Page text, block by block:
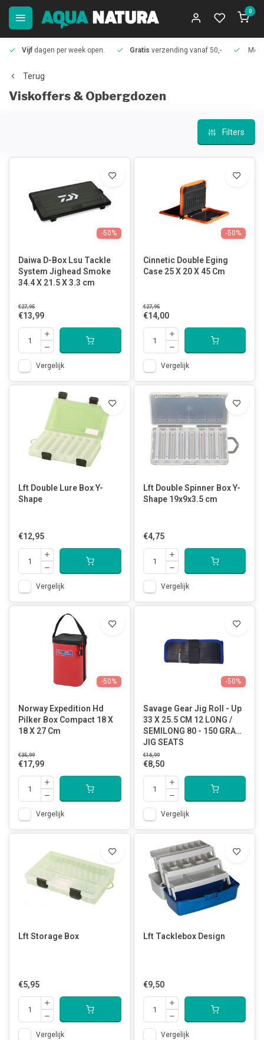
0
Vijf dagen per week open. Gratis verzending vanaf 50,-
Terug
Viskoffers & Opbergdozen
Filters
-50%
Daiwa D-Box Lsu Tackle
System Jighead Smoke
34.4 X 21.5 X 3.3 cm
€27,95
€13,99
Vergelijk
-50%
Cinnetic Double Eging
Case 25 X 20 X 45 Cm
€27,95
€14,00
Vergelijk
Lft Double Lure Box Y-
Shape
€12,95
Vergelijk
Lft Double Spinner Box Y-
Shape 19x9x3.5 cm
€4,75
Vergelijk
-50%
Norway Expedition Hd
Pilker Box Compact 18 X
18 X 27 Cm
€35,99
€17,99
Vergelijk
-50%
Savage Gear Jig Roll - Up
33 X 25.5 CM 12 LONG /
SEMILONG 80 - 150 GRAM
JIG SEATS
€16,99
€8,50
Vergelijk
Lft Storage Box
€5,95
Vergelijk
Lft Tacklebox Design
€9,50
Vergelijk